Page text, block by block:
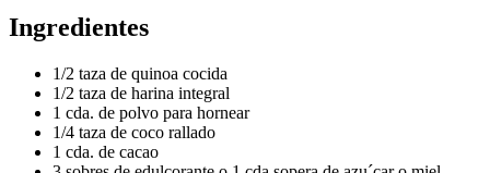
Ingredientes
1/2 taza de quinoa cocida
1/2 taza de harina integral
1 cda. de polvo para hornear
1/4 taza de coco rallado
1 cda. de cacao